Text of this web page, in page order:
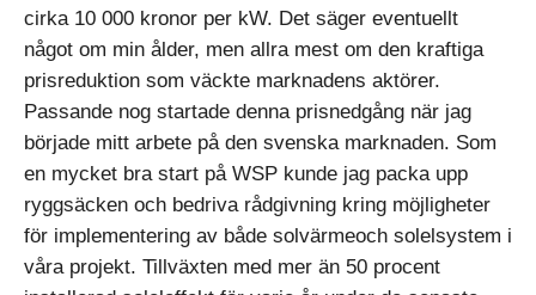
cirka 10 000 kronor per kW. Det säger eventuellt
något om min ålder, men allra mest om den kraftiga
prisreduktion som väckte marknadens aktörer.
Passande nog startade denna prisnedgång när jag
började mitt arbete på den svenska marknaden. Som
en mycket bra start på WSP kunde jag packa upp
ryggsäcken och bedriva rådgivning kring möjligheter
för implementering av både solvärmeoch solelsystem i
våra projekt. Tillväxten med mer än 50 procent